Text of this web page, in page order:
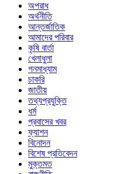
অপরাধ
অর্থনীতি
আন্তর্জাতিক
আমাদের পরিবার
কৃষি বার্তা
খেলাধুলা
গনমাধ্যাম
চাকরি
জাতীয়
তথ্যপ্রযুক্তি
ধর্ম
প্রবাসের খবর
ফ্যাশন
বিনোদন
বিশেষ প্রতিবেদন
মুক্তমত